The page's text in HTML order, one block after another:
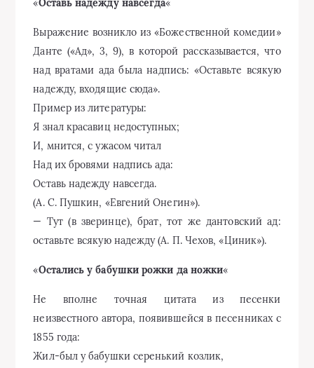
«Оставь надежду навсегда«
Выражение возникло из «Божественной комедии»
Данте («Ад», 3, 9), в которой рассказывается, что
над вратами ада была надпись: «Оставьте всякую
надежду, входящие сюда».
Пример из литературы:
Я знал красавиц недоступных;
И, мнится, с ужасом читал
Над их бровями надпись ада:
Оставь надежду навсегда.
(А. С. Пушкин, «Евгений Онегин»).
— Тут (в зверинце), брат, тот же дантовский ад:
оставьте всякую надежду (А. П. Чехов, «Циник»).
«Остались у бабушки рожки да ножки«
Не вполне точная цитата из песенки
неизвестного автора, появившейся в песенниках с
1855 года:
Жил-был у бабушки серенький козлик,